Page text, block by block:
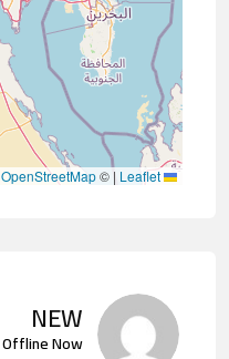
|
©
OpenStreetMap
NEW
Offline Now